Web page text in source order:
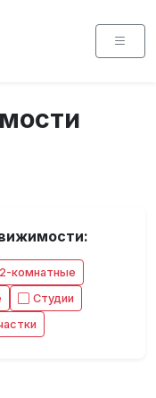
2-комнатные
Студии